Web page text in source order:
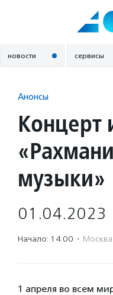
новости сервисы
Анонсы
Концерт
музыки»
01.04.2023
Начало: 14:00 · Москва
1 апреля во всем